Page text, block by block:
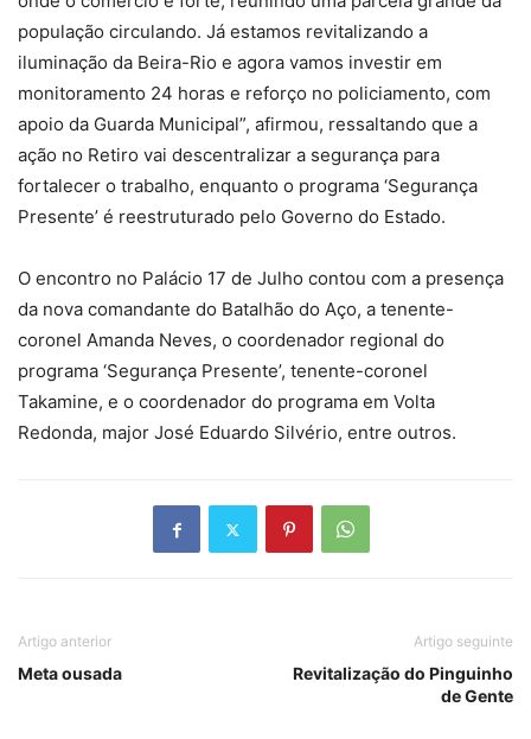
população circulando. Já estamos revitalizando a
iluminação da Beira-Rio e agora vamos investir em
monitoramento 24 horas e reforço no policiamento, com
apoio da Guarda Municipal”, afirmou, ressaltando que a
ação no Retiro vai descentralizar a segurança para
fortalecer o trabalho, enquanto o programa ‘Segurança
Presente’ é reestruturado pelo Governo do Estado.
O encontro no Palácio 17 de Julho contou com a presença
da nova comandante do Batalhão do Aço, a tenente-
coronel Amanda Neves, o coordenador regional do
programa ‘Segurança Presente’, tenente-coronel
Takamine, e o coordenador do programa em Volta
Redonda, major José Eduardo Silvério, entre outros.
Artigo anterior
Meta ousada
Artigo seguinte
Revitalização do Pinguinho
de Gente